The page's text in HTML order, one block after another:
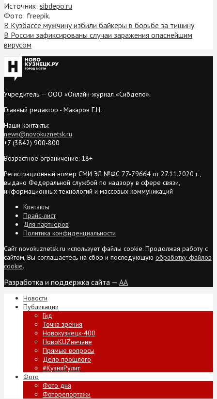
Источник: sibdepo.ru
Фото: freepik.
В Кузбассе мужчину избили байкеры в борьбе за тишину
В России зафиксированы случаи заражения опаснейшим
вирусом
Учредитель — ООО «Онлайн-журнал «Сибдепо».
Главный редактор - Макаров Г.Н.
Наши контакты:
news@novokuznetsk.ru
+7 (3842) 900-800
Возрастное ограничение: 18+
Регистрационный номер СМИ ЭЛ №ФС 77-79664 от 27.11.2020 г.,
выдано Федеральной службой по надзору в сфере связи,
информационных технологий и массовых коммуникаций
Контакты
Прайс-лист
Для партнеров
Политика конфиденциальности
Сайт novokuznetsk.ru использует файлы cookie. Продолжая работу с
сайтом, Вы соглашаетесь на сбор и последующую обработку файлов
cookie.
Разработка и поддержка сайта — AA
Новости
Публикации
Гид
Точка зрения
Новокузнецк-400
НовоKUZнечане
Прямые вопросы
Дело прошлого
#КузняРулит
Фото
Фото дня
Фоторепортажи